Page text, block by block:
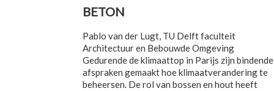
BETON
Pablo van der Lugt, TU Delft faculteit
Architectuur en Bebouwde Omgeving
Gedurende de klimaattop in Parijs zijn bindende
afspraken gemaakt hoe klimaatverandering te
beheersen. De rol van bossen en hout heeft